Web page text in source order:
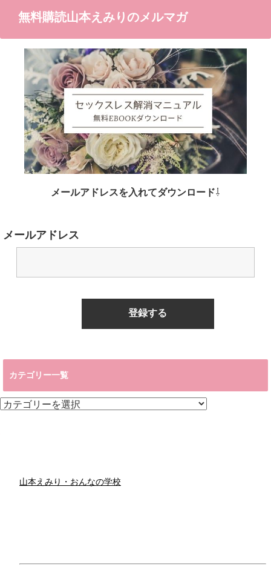
無料購読山本えみりのメルマガ
メールアドレスを入れてダウンロード⇩
メールアドレス
カテゴリー一覧
カ
山本えみり・おんなの学校